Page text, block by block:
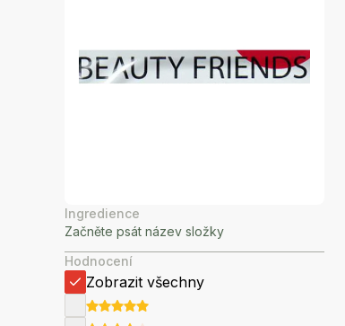
Ingredience
Hodnocení
Zobrazit všechny